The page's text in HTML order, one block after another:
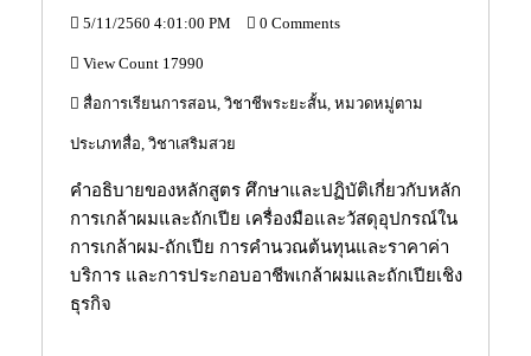
5/11/2560 4:01:00 PM 0 Comments
View Count 17990
สื่อการเรียนการสอน, วิชาชีพระยะสั้น, หมวดหมู่ตาม
ประเภทสื่อ, วิชาเสริมสวย
คำอธิบายของหลักสูตร ศึกษาและปฏิบัติเกี่ยวกับหลัก
การเกล้าผมและถักเปีย เครื่องมือและวัสดุอุปกรณ์ใน
การเกล้าผม-ถักเปีย การคำนวณต้นทุนและราคาค่า
บริการ และการประกอบอาชีพเกล้าผมและถักเปียเชิง
ธุรกิจ